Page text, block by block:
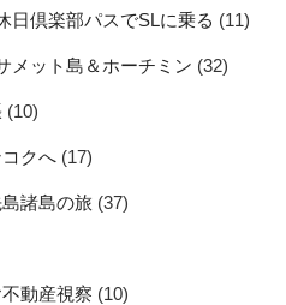
日倶楽部パスでSLに乗る (11)
メット島＆ホーチミン (32)
(10)
クへ (17)
諸島の旅 (37)
動産視察 (10)